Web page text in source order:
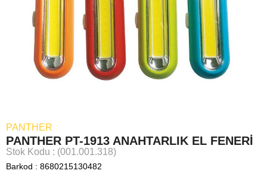
PANTHER
PANTHER PT-1913 ANAHTARLIK EL FENERİ
Stok Kodu (001.001.318)
Barkod : 8680215130482